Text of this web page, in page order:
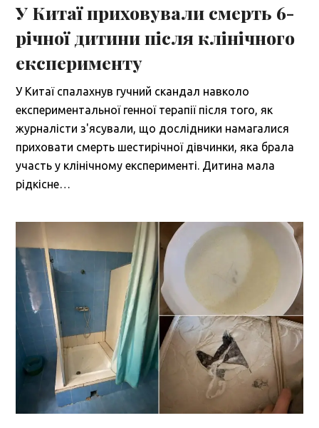
У Китаї приховували смерть 6-
річної дитини після клінічного
експерименту
У Китаї спалахнув гучний скандал навколо
експериментальної генної терапії після того, як
журналісти з'ясували, що дослідники намагалися
приховати смерть шестирічної дівчинки, яка брала
участь у клінічному експерименті. Дитина мала
рідкісне…